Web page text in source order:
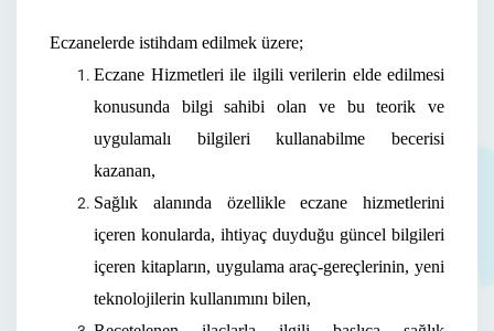
Eczanelerde istihdam edilmek üzere;
Eczane Hizmetleri ile ilgili verilerin elde edilmesi
konusunda bilgi sahibi olan ve bu teorik ve
uygulamalı bilgileri kullanabilme becerisi
kazanan,
Sağlık alanında özellikle eczane hizmetlerini
içeren konularda, ihtiyaç duyduğu güncel bilgileri
içeren kitapların, uygulama araç-gereçlerinin, yeni
teknolojilerin kullanımını bilen,